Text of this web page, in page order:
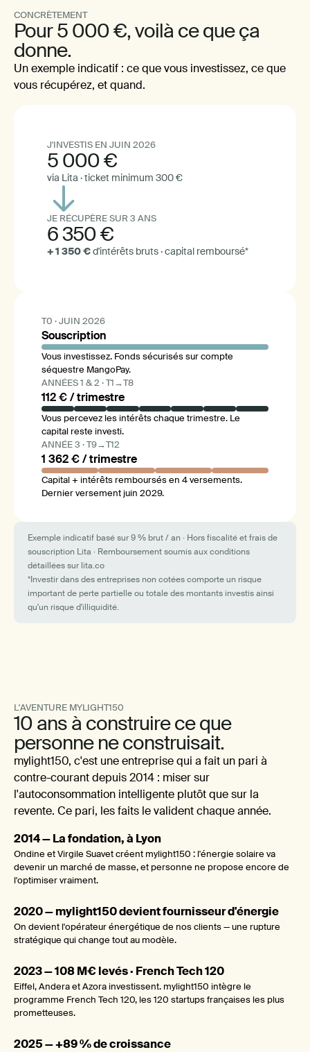
CONCRÈTEMENT
Pour 5 000 €, voilà ce que ça
donne.
Un exemple indicatif : ce que vous investissez, ce que
vous récupérez, et quand.
J'INVESTIS EN JUIN 2026
5 000 €
via Lita · ticket minimum 300 €
JE RÉCUPÈRE SUR 3 ANS
6 350 €
+ 1 350 €d'intérêts bruts · capital remboursé*
T0 · JUIN 2026
Souscription
Vous investissez. Fonds sécurisés sur compte
séquestre MangoPay.
ANNÉES 1 & 2 · T1→T8
112 € / trimestre
Vous percevez les intérêts chaque trimestre. Le
capital reste investi.
ANNÉE 3 · T9→T12
1 362 € / trimestre
Capital + intérêts remboursés en 4 versements.
Dernier versement juin 2029.
Exemple indicatif basé sur 9 % brut / an · Hors fiscalité et frais de
souscription Lita · Remboursement soumis aux conditions
détaillées sur lita.co
*Investir dans des entreprises non cotées comporte un risque
important de perte partielle ou totale des montants investis ainsi
qu'un risque d'illiquidité.
L'AVENTURE MYLIGHT150
10 ans à construire ce que
personne ne construisait.
mylight150, c'est une entreprise qui a fait un pari à
contre-courant depuis 2014 : miser sur
l'autoconsommation intelligente plutôt que sur la
revente. Ce pari, les faits le valident chaque année.
2014 — La fondation, à Lyon
Ondine et Virgile Suavet créent mylight150 : l'énergie solaire va
devenir un marché de masse, et personne ne propose encore de
l'optimiser vraiment.
2020 — mylight150 devient fournisseur d'énergie
On devient l'opérateur énergétique de nos clients — une rupture
stratégique qui change tout au modèle.
2023 — 108 M€ levés · French Tech 120
Eiffel, Andera et Azora investissent. mylight150 intègre le
programme French Tech 120, les 120 startups françaises les plus
prometteuses.
2025 — +89 % de croissance